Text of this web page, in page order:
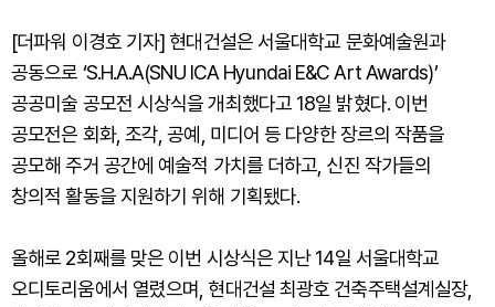
[더파워 이경호 기자] 현대건설은 서울대학교 문화예술원과
공동으로 ‘S.H.A.A(SNU ICA Hyundai E&C Art Awards)’
공공미술 공모전 시상식을 개최했다고 18일 밝혔다. 이번
공모전은 회화, 조각, 공예, 미디어 등 다양한 장르의 작품을
공모해 주거 공간에 예술적 가치를 더하고, 신진 작가들의
창의적 활동을 지원하기 위해 기획됐다.
올해로 2회째를 맞은 이번 시상식은 지난 14일 서울대학교
오디토리움에서 열렸으며, 현대건설 최광호 건축주택설계실장,